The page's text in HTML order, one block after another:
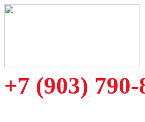
+7 (903) 790-